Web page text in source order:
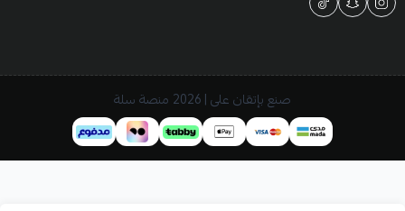
صنع بإتقان على | 2026 منصة سلة